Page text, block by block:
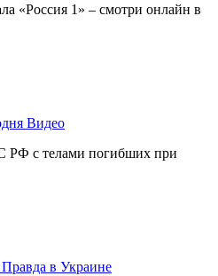
«Россия 1» – смотри онлайн в
Видео
РФ с телами погибших при
Правда в Украине